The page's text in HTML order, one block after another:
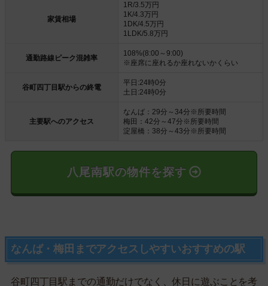
家賃相場
1R/3.5万円
1K/4.3万円
1DK/4.5万円
1LDK/5.8万円
通勤路線ピーク混雑率
108%(8:00～9:00)
※座席に座れるか座れないかくらい
谷町四丁目駅からの終電
平日:24時0分
土日:24時0分
主要駅へのアクセス
なんば：29分～34分※所要時間
梅田：42分～47分※所要時間
淀屋橋：38分～43分※所要時間
八尾南駅の物件を探す
なんば・梅田までアクセスしやすいおすすめの駅
谷町四丁目駅までの通勤だけでなく、休日に遊ぶことを考